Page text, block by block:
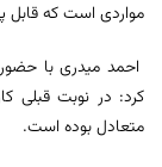
مواردی است که
احمد میدری با
کرد: در نوبت قبلی
متعادل بوده‌ است.